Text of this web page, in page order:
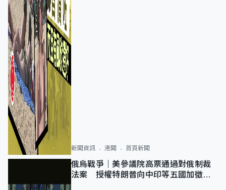
新聞資訊 港聞 首頁新聞
俄烏戰爭｜美參議院高票通過對俄制裁
法案 授權特朗普向中印等五國加徵
100%關稅